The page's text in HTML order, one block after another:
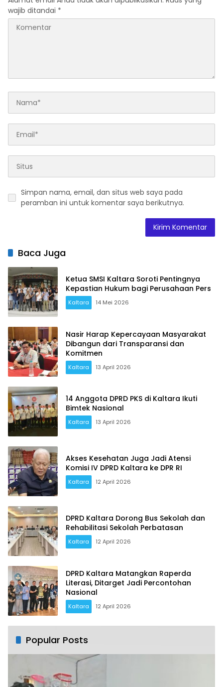
wajib ditandai *
Simpan nama, email, dan situs web saya pada
peramban ini untuk komentar saya berikutnya.
Baca Juga
Ketua SMSI Kaltara Soroti Pentingnya
Kepastian Hukum bagi Perusahaan Pers
Kaltara 14 Mei 2026
Nasir Harap Kepercayaan Masyarakat
Dibangun dari Transparansi dan
Komitmen
Kaltara 13 April 2026
14 Anggota DPRD PKS di Kaltara Ikuti
Bimtek Nasional
Kaltara 13 April 2026
Akses Kesehatan Juga Jadi Atensi
Komisi IV DPRD Kaltara ke DPR RI
Kaltara 12 April 2026
DPRD Kaltara Dorong Bus Sekolah dan
Rehabilitasi Sekolah Perbatasan
Kaltara 12 April 2026
DPRD Kaltara Matangkan Raperda
Literasi, Ditarget Jadi Percontohan
Nasional
Kaltara 12 April 2026
Popular Posts